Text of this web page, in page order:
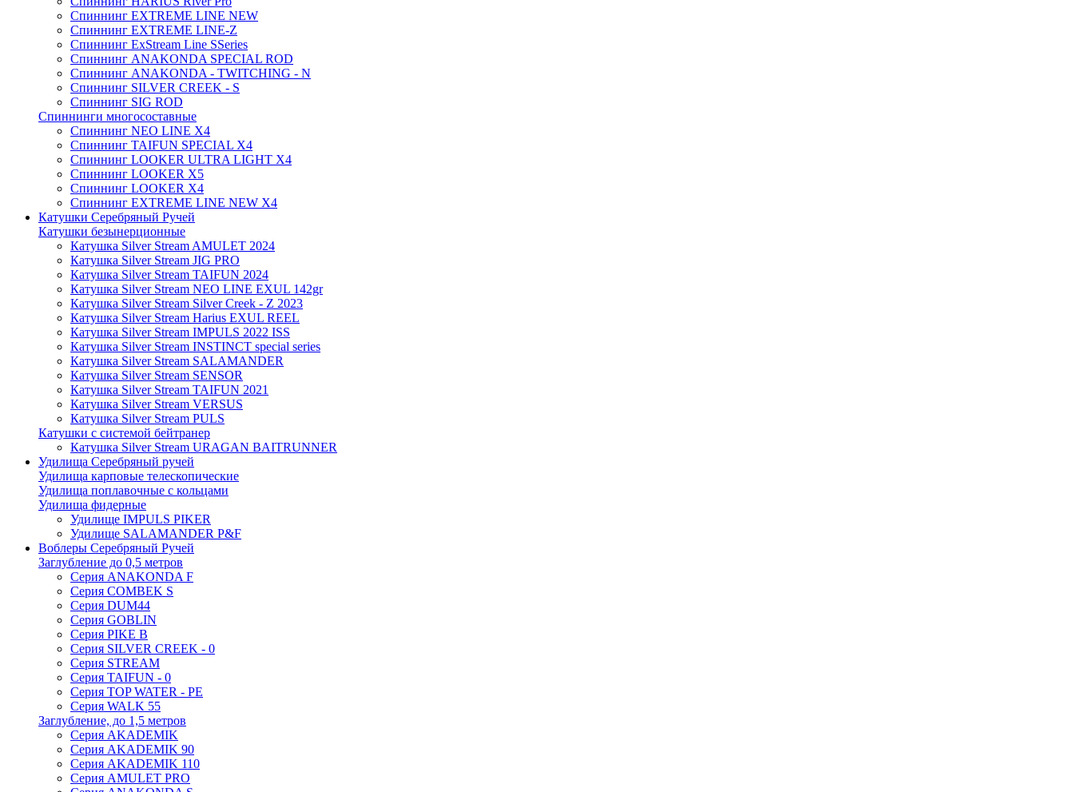
Спиннинг EXTREME LINE NEW
Спиннинг EXTREME LINE-Z
Спиннинг ExStream Line SSeries
Спиннинг ANAKONDA SPECIAL ROD
Спиннинг ANAKONDA - TWITCHING - N
Спиннинг SILVER CREEK - S
Спиннинг SIG ROD
Спиннинги многосоставные
Спиннинг NEO LINE X4
Спиннинг TAIFUN SPECIAL X4
Спиннинг LOOKER ULTRA LIGHT X4
Спиннинг LOOKER X5
Спиннинг LOOKER X4
Спиннинг EXTREME LINE NEW X4
Катушки Серебряный Ручей
Катушки безынерционные
Катушка Silver Stream AMULET 2024
Катушка Silver Stream JIG PRO
Катушка Silver Stream TAIFUN 2024
Катушка Silver Stream NEO LINE EXUL 142gr
Катушка Silver Stream Silver Creek - Z 2023
Катушка Silver Stream Harius EXUL REEL
Катушка Silver Stream IMPULS 2022 ISS
Катушка Silver Stream INSTINCT special series
Катушка Silver Stream SALAMANDER
Катушка Silver Stream SENSOR
Катушка Silver Stream TAIFUN 2021
Катушка Silver Stream VERSUS
Катушка Silver Stream PULS
Катушки с системой бейтранер
Катушка Silver Stream URAGAN BAITRUNNER
Удилища Серебряный ручей
Удилища карповые телескопические
Удилища поплавочные с кольцами
Удилища фидерные
Удилище IMPULS PIKER
Удилище SALAMANDER P&F
Воблеры Серебряный Ручей
Заглубление до 0,5 метров
Серия ANAKONDA F
Серия COMBEK S
Серия DUM44
Серия GOBLIN
Серия PIKE B
Серия SILVER CREEK - 0
Серия STREAM
Серия TAIFUN - 0
Серия TOP WATER - PE
Серия WALK 55
Заглубление, до 1,5 метров
Серия AKADEMIK
Серия AKADEMIK 90
Серия AKADEMIK 110
Серия AMULET PRO